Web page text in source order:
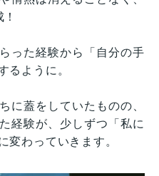
った経験から「自分の手
るように。
に蓋をしていたものの、
経験が、少しずつ「私に
変わっていきます。